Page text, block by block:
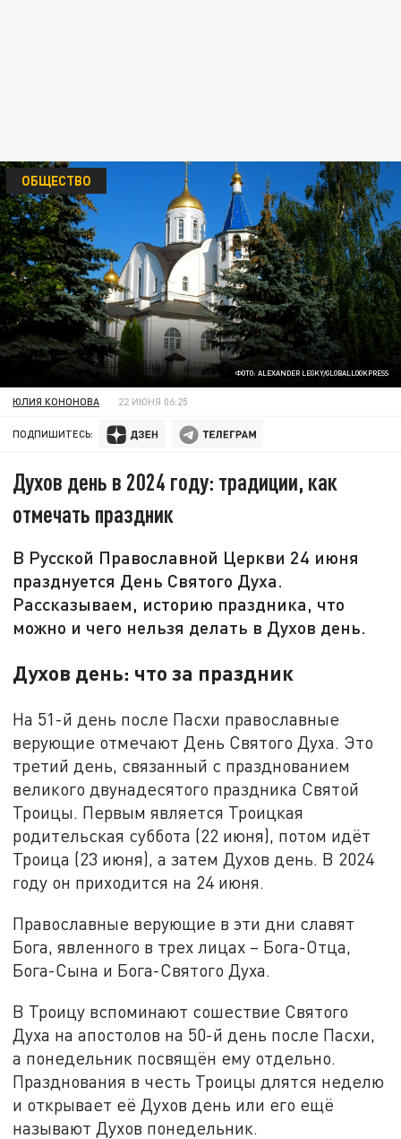
ФОТО: ALEXANDER LEGKY/GLOBALLOOKPRESS
ОБЩЕСТВО
ЮЛИЯ КОНОНОВА 22 ИЮНЯ 06:25
ПОДПИШИТЕСЬ:
Духов день в 2024 году: традиции, как
отмечать праздник
В Русской Православной Церкви 24 июня
празднуется День Святого Духа.
Рассказываем, историю праздника, что
можно и чего нельзя делать в Духов день.
Духов день: что за праздник
На 51-й день после Пасхи православные
верующие отмечают День Святого Духа. Это
третий день, связанный с празднованием
великого двунадесятого праздника Святой
Троицы. Первым является Троицкая
родительская суббота (22 июня), потом идёт
Троица (23 июня), а затем Духов день. В 2024
году он приходится на 24 июня.
Православные верующие в эти дни славят
Бога, явленного в трех лицах – Бога-Отца,
Бога-Сына и Бога-Святого Духа.
В Троицу вспоминают сошествие Святого
Духа на апостолов на 50-й день после Пасхи,
а понедельник посвящён ему отдельно.
Празднования в честь Троицы длятся неделю
и открывает её Духов день или его ещё
называют Духов понедельник.